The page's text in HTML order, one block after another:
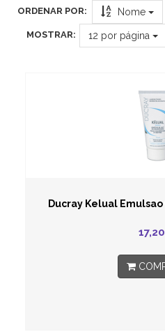
ORDENAR POR: Nome
MOSTRAR: 12 por página
Ducray Kelual
17,20